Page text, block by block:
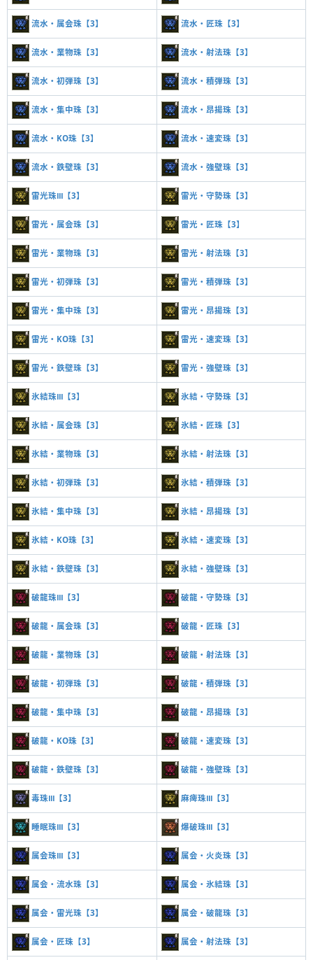
流水・属会珠【3】 流水・匠珠【3】
流水・業物珠【3】 流水・射法珠【3】
流水・初弾珠【3】 流水・積弾珠【3】
流水・集中珠【3】 流水・昂揚珠【3】
流水・KO珠【3】 流水・速変珠【3】
流水・鉄壁珠【3】 流水・強壁珠【3】
雷光珠Ⅲ【3】 雷光・守勢珠【3】
雷光・属会珠【3】 雷光・匠珠【3】
雷光・業物珠【3】 雷光・射法珠【3】
雷光・初弾珠【3】 雷光・積弾珠【3】
雷光・集中珠【3】 雷光・昂揚珠【3】
雷光・KO珠【3】 雷光・速変珠【3】
雷光・鉄壁珠【3】 雷光・強壁珠【3】
氷結珠Ⅲ【3】 氷結・守勢珠【3】
氷結・属会珠【3】 氷結・匠珠【3】
氷結・業物珠【3】 氷結・射法珠【3】
氷結・初弾珠【3】 氷結・積弾珠【3】
氷結・集中珠【3】 氷結・昂揚珠【3】
氷結・KO珠【3】 氷結・速変珠【3】
氷結・鉄壁珠【3】 氷結・強壁珠【3】
破龍珠Ⅲ【3】 破龍・守勢珠【3】
破龍・属会珠【3】 破龍・匠珠【3】
破龍・業物珠【3】 破龍・射法珠【3】
破龍・初弾珠【3】 破龍・積弾珠【3】
破龍・集中珠【3】 破龍・昂揚珠【3】
破龍・KO珠【3】 破龍・速変珠【3】
破龍・鉄壁珠【3】 破龍・強壁珠【3】
毒珠Ⅲ【3】 麻痺珠Ⅲ【3】
睡眠珠Ⅲ【3】 爆破珠Ⅲ【3】
属会珠Ⅲ【3】 属会・火炎珠【3】
属会・流水珠【3】 属会・氷結珠【3】
属会・雷光珠【3】 属会・破龍珠【3】
属会・匠珠【3】 属会・射法珠【3】